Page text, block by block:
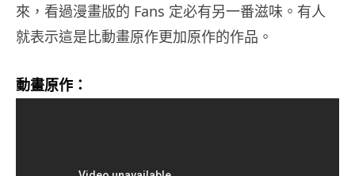
來，看過漫畫版的 Fans 定必有另一番滋味。有人
就表示這是比動畫原作更加原作的作品。
動畫原作：